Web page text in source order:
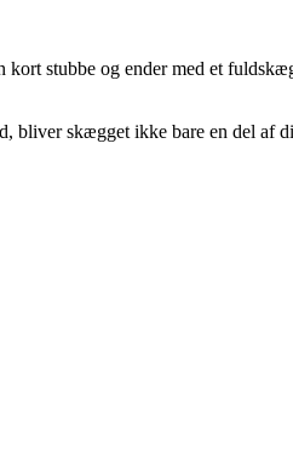
stubbe og ender med et
bliver skægget ikke bare en del af